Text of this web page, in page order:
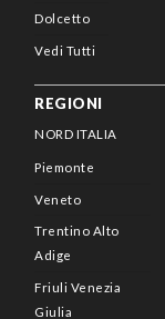
Dolcetto
Vedi Tutti
REGIONI
NORD ITALIA
Piemonte
Veneto
Trentino Alto
Adige
Friuli Venezia
Giulia